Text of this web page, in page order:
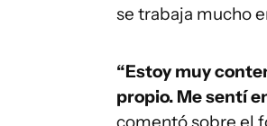
se trabaja mucho
“Estoy muy
propio. Me sentí